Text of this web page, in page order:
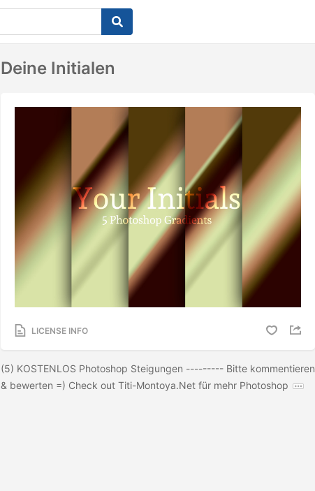
Deine Initialen
LICENSE INFO
(5) KOSTENLOS Photoshop Steigungen --------- Bitte kommentieren
& bewerten =) Check out Titi-Montoya.Net für mehr Photoshop